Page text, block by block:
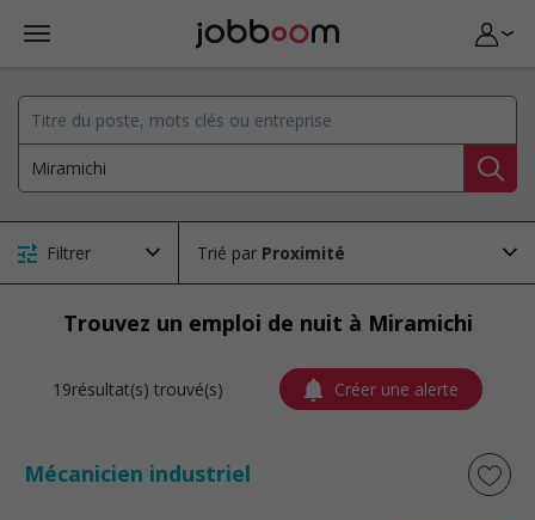
Filtrer Trié par
Trouvez un emploi de nuit à Miramichi
19résultat(s) trouvé(s) Créer une alerte
Mécanicien industriel